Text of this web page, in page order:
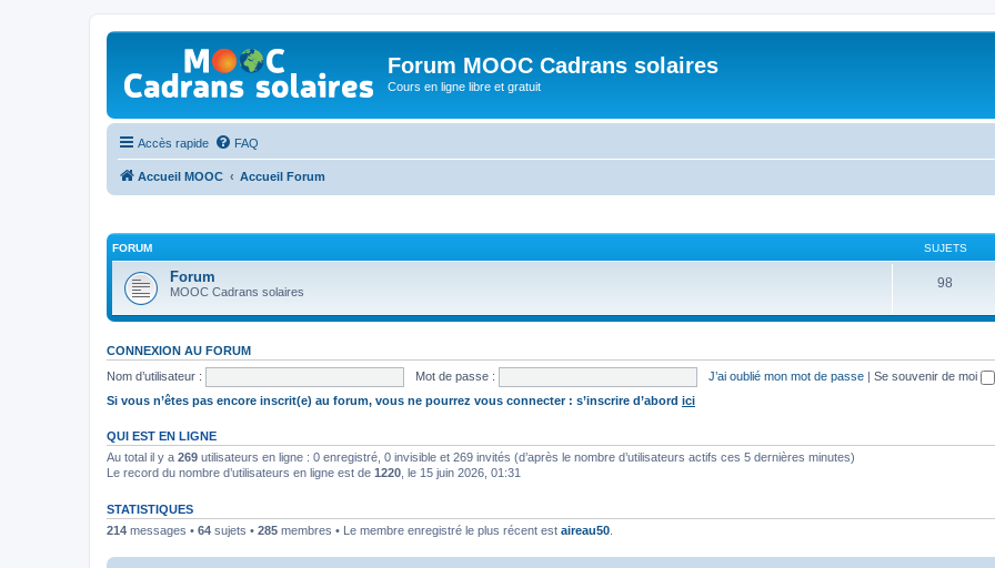
Forum MOOC Cadrans solaires
Cours en ligne libre et gratuit
Accès rapide FAQ
Accueil MOOC Accueil Forum
FORUM SUJETS
Forum
MOOC Cadrans solaires
98
CONNEXION AU FORUM
Nom d’utilisateur :
Mot de passe : J’ai oublié mon mot de passe | Se souvenir de moi
Si vous n’êtes pas encore inscrit(e) au forum, vous ne pourrez vous connecter : s’inscrire d’abord ici
QUI EST EN LIGNE
Au total il y a 269 utilisateurs en ligne : 0 enregistré, 0 invisible et 269 invités (d’après le nombre d’utilisateurs actifs ces 5 dernières minutes)
Le record du nombre d’utilisateurs en ligne est de 1220 , le 15 juin 2026, 01:31
STATISTIQUES
214 messages • 64 sujets • 285 membres • Le membre enregistré le plus récent est aireau50